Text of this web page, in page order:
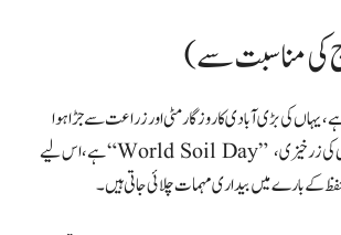
کی مناسبت سے)
کی بڑی آبادی کا روزگار مٹی اور زراعت سے جڑا ہوا
ہے، اس لیے “World Soil Day” کے موقع پر کسانوں کو مٹی کی زرخیزی،